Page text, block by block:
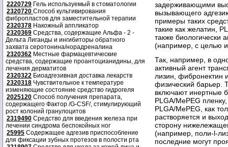
2220729 Гель используемый в стоматологии
2320720 Способ культивирования
фибропластов для заместительной терапии
2320378 Накожный аппликатор
2320369 Средства, содержащие Альфа - 2 -
Дельта Лиганды и ингибиторы обратного
захвата серотонина/норадреналина
2320362 Местные фармацевтические
средства, содержащие проантоцианидины, для
лечения дерматитов
2320322 Биоадгезивная доставка лекарств
2320318 Чувствительное к температуре
изменяющие состояние средство гидрогеля
2025120 Способ получения препарата,
содержащего Фактор /G-CSF/, стимулирующий
рост колоний гранулоцитов
2319490 Средство для введения железа при
лечении синдрома беспокойных ног
25995 Содержащее адгезив приспособление
для фиксации зубных протезов в полости рта
задерживающими
вызывающего
примеры таких
такие как желатин,
также биологически
(например, с целью
Так, например, в
активный агент
лизин, фибронектин
физический барьер.
включают инертные
PLGA/MePEG
PLGA/MePEG, как
растворяется и
сторону
(например, поли-l-
последние могут